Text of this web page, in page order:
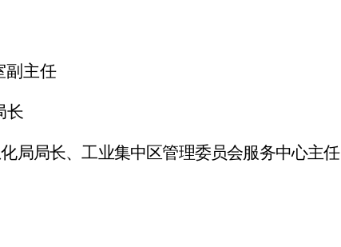
副主任
长
局局长、工业集中区管理委员会服务中心主任